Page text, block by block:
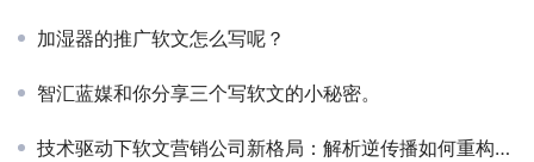
加湿器的推广软文怎么写呢？
智汇蓝媒和你分享三个写软文的小秘密。
技术驱动下软文营销公司新格局：解析逆传播如何重构行业标准